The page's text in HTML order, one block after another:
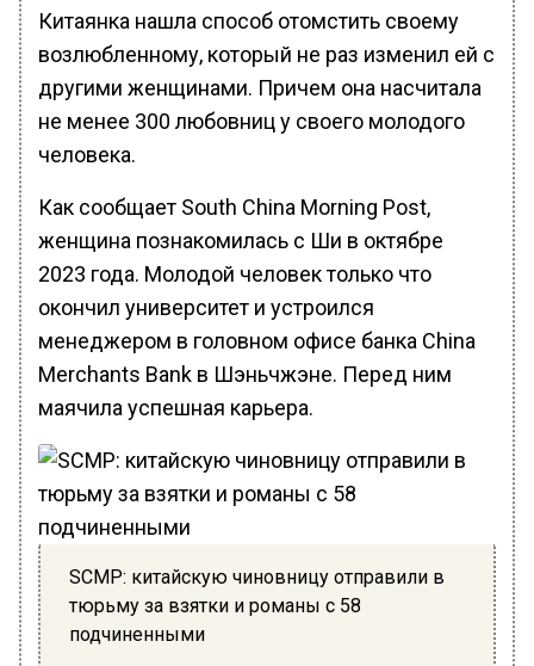
Китаянка нашла способ отомстить своему
возлюбленному, который не раз изменил ей с
другими женщинами. Причем она насчитала
не менее 300 любовниц у своего молодого
человека.
Как сообщает South China Morning Post,
женщина познакомилась с Ши в октябре
2023 года. Молодой человек только что
окончил университет и устроился
менеджером в головном офисе банка China
Merchants Bank в Шэньчжэне. Перед ним
маячила успешная карьера.
SCMP: китайскую чиновницу отправили в
тюрьму за взятки и романы с 58
подчиненными